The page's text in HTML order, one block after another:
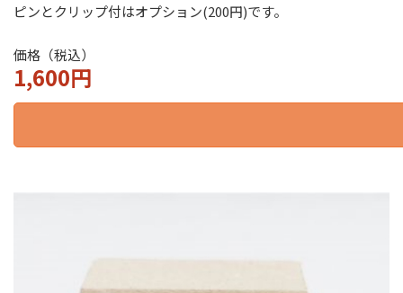
ピンとクリップ付はオプション(200円)です。
価格（税込）
1,600円